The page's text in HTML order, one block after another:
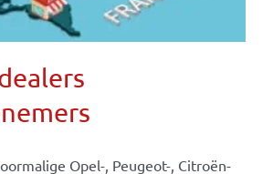
Opel-, Peugeot-, Citroën-